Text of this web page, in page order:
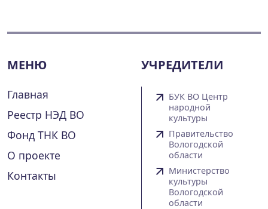
МЕНЮ
Главная
Реестр НЭД ВО
Фонд ТНК ВО
О проекте
Контакты
УЧРЕДИТЕЛИ
БУК ВО Центр
народной
культуры
Правительство
Вологодской
области
Министерство
культуры
Вологодской
области